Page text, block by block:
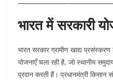
भारत में सरकारी
भारत सरकार ग्रामीण खाद्य
योजनाएँ चला रही है, जो स्थानीय
प्रदान करती हैं। प्रधानमंत्री किसान